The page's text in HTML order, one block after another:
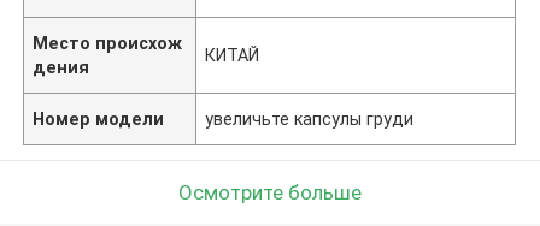
Место происхож
дения
КИТАЙ
Номер модели увеличьте капсулы груди
Осмотрите больше